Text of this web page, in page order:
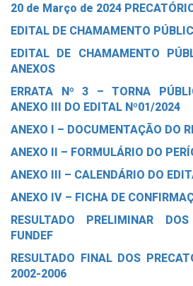
20 de Março de 2024
EDITAL DE CHAMAMENTO
EDITAL DE CHAMAMENTO
ANEXOS
ERRATA Nº 3 – TORNA
ANEXO III DO EDITAL Nº01/2024
ANEXO I – DOCUMENTAÇÃO DO
ANEXO II – FORMULÁRIO DO
ANEXO III – CALENDÁRIO DO
ANEXO IV – FICHA DE
RESULTADO PRELIMINAR
FUNDEF
RESULTADO FINAL DOS
2002-2006